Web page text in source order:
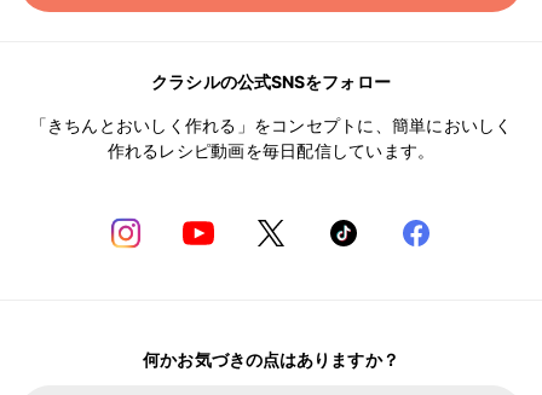
クラシルの公式SNSをフォロー
「きちんとおいしく作れる」をコンセプトに、簡単においしく
作れるレシピ動画を毎日配信しています。
何かお気づきの点はありますか？